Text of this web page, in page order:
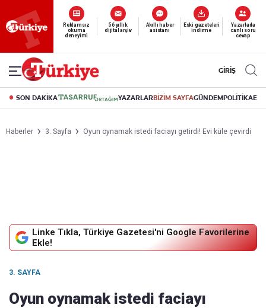
Reklamsız
okuma
deneyimi
56 yıllık
dijital arşiv
Akıllı haber
asistanı
Eski gazeteleri
indirme
Yazarlarla
canlı soru
cevap
GİRİŞ
SON DAKİKA YAZARLARBİZİM SAYFAGÜNDEMPOLİTİKA
Haberler 3. Sayfa Oyun oynamak istedi faciayı getirdi! Evi küle çevirdi
Linke Tıkla, Türkiye Gazetesi'ni Google Favorilerine
Ekle!
3. SAYFA
Oyun oynamak istedi faciayı